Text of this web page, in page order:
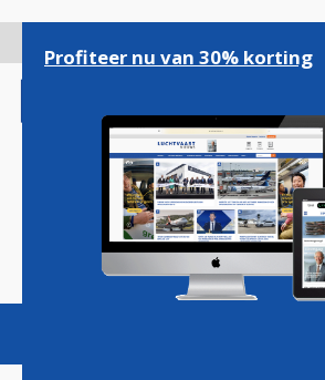
gaan
Magazine Podcasts
Profiteer nu van 30% korting